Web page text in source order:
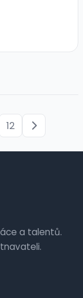
12
a talentů.